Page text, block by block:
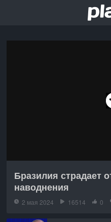
Бразилия страдает
наводнения
2 мая 2024 16514 0